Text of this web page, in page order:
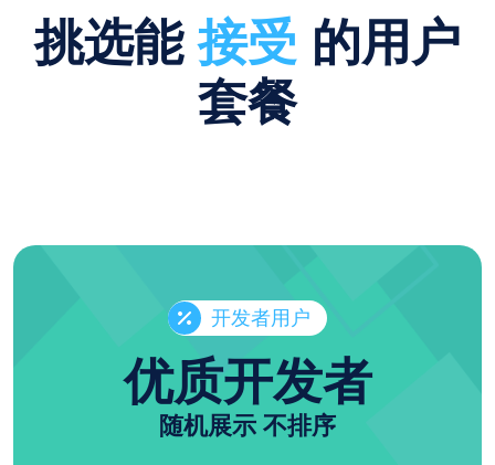
挑选能接受 的用户
套餐
开发者用户
优质开发者
随机展示 不排序